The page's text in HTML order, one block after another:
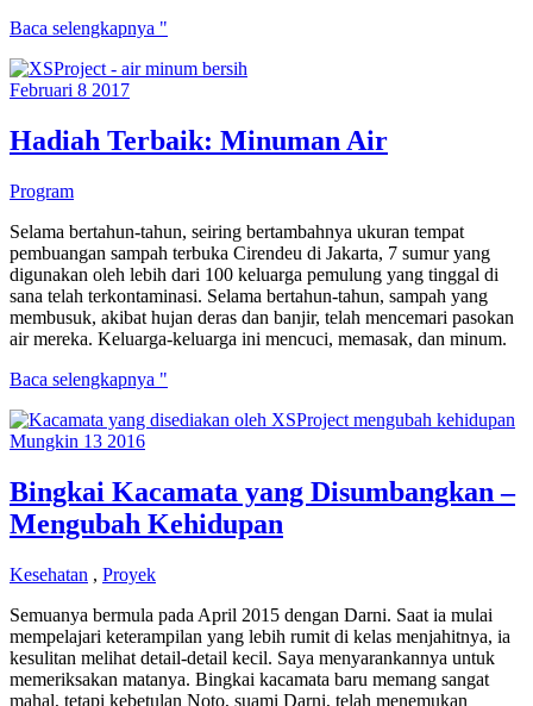
XSProject
kehidupan
komunitas
di
Jakarta
Baca selengkapnya "
Februari 8 2017
Hadiah Terbaik: Minuman Air
Program
Selama bertahun-tahun, seiring bertambahnya ukuran tempat
pembuangan sampah terbuka Cirendeu di Jakarta, 7 sumur yang
digunakan oleh lebih dari 100 keluarga pemulung yang tinggal di
sana telah terkontaminasi. Selama bertahun-tahun, sampah yang
membusuk, akibat hujan deras dan banjir, telah mencemari pasokan
air mereka. Keluarga-keluarga ini mencuci, memasak, dan minum.
Hadiah
Minuman
Air
Baca selengkapnya "
Mungkin 13 2016
Bingkai Kacamata yang Disumbangkan –
Mengubah Kehidupan
Kesehatan , Proyek
Semuanya bermula pada April 2015 dengan Darni. Saat ia mulai
mempelajari keterampilan yang lebih rumit di kelas menjahitnya, ia
kesulitan melihat detail-detail kecil. Saya menyarankannya untuk
memeriksakan matanya. Bingkai kacamata baru memang sangat
mahal, tetapi kebetulan Noto, suami Darni, telah menemukan